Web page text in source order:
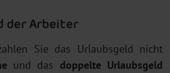
der Arbeiter
Sie das Urlaubsgeld nicht
und das doppelte Urlaubsgeld